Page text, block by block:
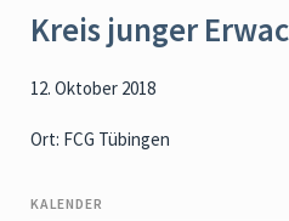
Kreis junger
12. Oktober 2018
Ort: FCG Tübingen
KALENDER